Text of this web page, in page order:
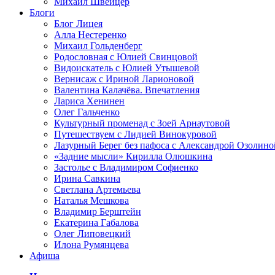
Блоги
Блог Лицея
Алла Нестеренко
Михаил Гольденберг
Родословная с Юлией Свинцовой
Видоискатель с Юлией Утышевой
Вернисаж с Ириной Ларионовой
Валентина Калачёва. Впечатления
Лариса Хенинен
Олег Гальченко
Культурный променад с Зоей Арнаутовой
Путешествуем с Лидией Винокуровой
Лазурный Берег без пафоса с Александрой
«Задние мысли» Кирилла Олюшкина
Застолье с Владимиром Софиенко
Ирина Савкина
Светлана Артемьева
Наталья Мешкова
Владимир Берштейн
Екатерина Габалова
Олег Липовецкий
Илона Румянцева
Афиша